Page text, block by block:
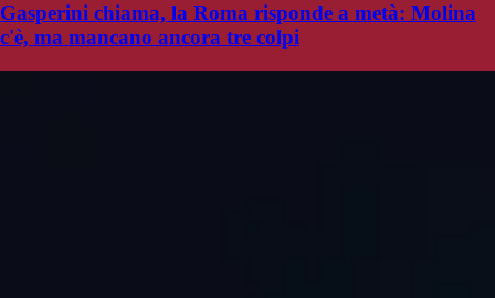
Gasperini chiama, la Roma risponde a metà: Molina
c'è, ma mancano ancora tre colpi